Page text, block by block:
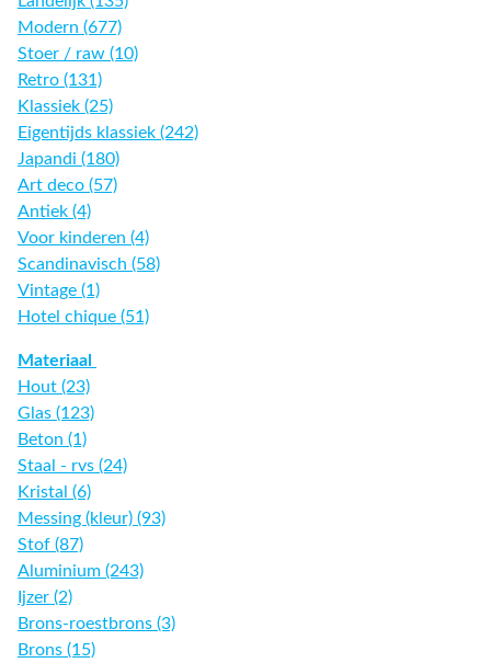
Modern (677)
Stoer / raw (10)
Retro (131)
Klassiek (25)
Eigentijds klassiek (242)
Japandi (180)
Art deco (57)
Antiek (4)
Voor kinderen (4)
Scandinavisch (58)
Vintage (1)
Hotel chique (51)
Materiaal
Hout (23)
Glas (123)
Beton (1)
Staal - rvs (24)
Kristal (6)
Messing (kleur) (93)
Stof (87)
Aluminium (243)
Ijzer (2)
Brons-roestbrons (3)
Brons (15)